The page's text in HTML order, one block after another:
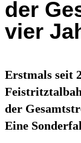
der
vier
Erstmals seit
der
Eine